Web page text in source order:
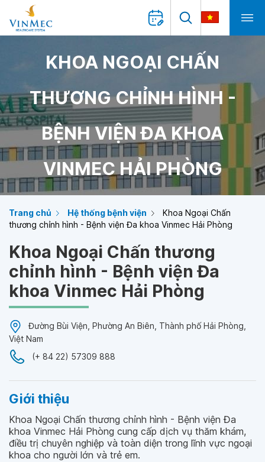
KHOA NGOẠI CHẤN
THƯƠNG CHỈNH HÌNH -
BỆNH VIỆN ĐA KHOA
VINMEC HẢI PHÒNG
Trang chủ Hệ thống bệnh viện
Khoa Ngoại Chấn
thương chỉnh hình - Bệnh viện Đa khoa Vinmec Hải Phòng
Khoa Ngoại Chấn thương
chỉnh hình - Bệnh viện Đa
khoa Vinmec Hải Phòng
Đường Bùi Viện, Phường An Biên, Thành phố Hải Phòng,
Việt Nam
(+ 84 22) 57309 888
Giới thiệu
Khoa Ngoại Chấn thương chỉnh hình - Bệnh viện Đa
khoa Vinmec Hải Phòng cung cấp dịch vụ thăm khám,
điều trị chuyên nghiệp và toàn diện trong lĩnh vực ngoại
khoa cho người lớn và trẻ em.